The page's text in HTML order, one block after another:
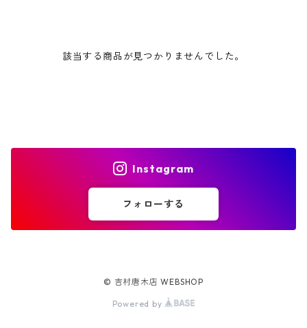
該当する商品が見つかりませんでした。
Instagram
フォローする
© 吉村唐木店 WEBSHOP
Powered by